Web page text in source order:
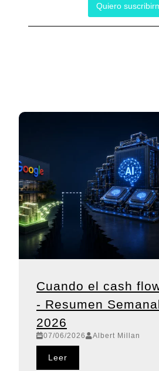
Quiero
Cuando el cash
- Resumen
2026
07/06/2026 Albert Millan
Leer